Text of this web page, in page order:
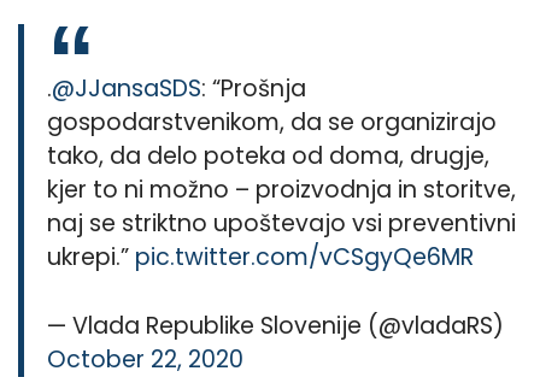
.@JJansaSDS: “Prošnja
gospodarstvenikom, da se organizirajo
tako, da delo poteka od doma, drugje,
kjer to ni možno – proizvodnja in storitve,
naj se striktno upoštevajo vsi preventivni
ukrepi.” pic.twitter.com/vCSgyQe6MR
— Vlada Republike Slovenije (@vladaRS)
October 22, 2020